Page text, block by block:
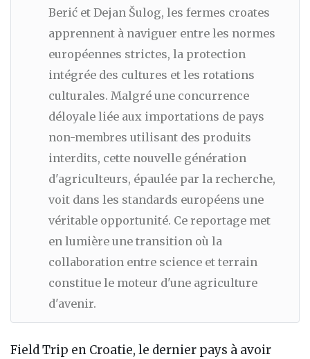
Berić et Dejan Šulog, les fermes croates
apprennent à naviguer entre les normes
européennes strictes, la protection
intégrée des cultures et les rotations
culturales. Malgré une concurrence
déloyale liée aux importations de pays
non-membres utilisant des produits
interdits, cette nouvelle génération
d'agriculteurs, épaulée par la recherche,
voit dans les standards européens une
véritable opportunité. Ce reportage met
en lumière une transition où la
collaboration entre science et terrain
constitue le moteur d'une agriculture
d'avenir.
Field Trip en Croatie, le dernier pays à avoir